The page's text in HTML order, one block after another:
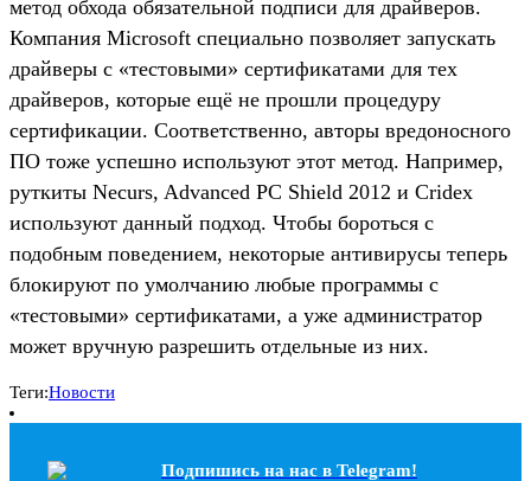
метод обхода обязательной подписи для драйверов.
Компания Microsoft специально позволяет запускать
драйверы с «тестовыми» сертификатами для тех
драйверов, которые ещё не прошли процедуру
сертификации. Соответственно, авторы вредоносного
ПО тоже успешно используют этот метод. Например,
руткиты Necurs, Advanced PC Shield 2012 и Cridex
используют данный подход. Чтобы бороться с
подобным поведением, некоторые антивирусы теперь
блокируют по умолчанию любые программы с
«тестовыми» сертификатами, а уже администратор
может вручную разрешить отдельные из них.
Теги:Новости
Подпишись на наc в Telegram!